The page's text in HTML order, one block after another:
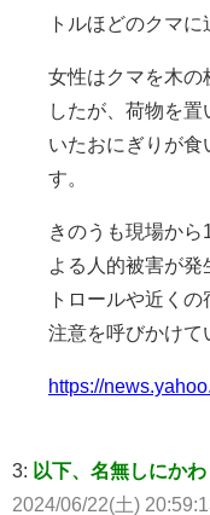
トルほどのクマに
女性はクマを木の
したが、荷物を
いたおにぎりが
す。
きのうも現場か
よる人的被害が
トロールや近く
注意を呼びかけて
https://
3: 以下、名無しにか
2024/06/22(土)